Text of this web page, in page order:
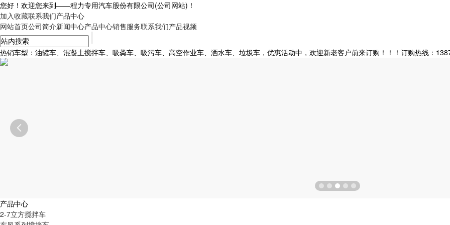
您好！欢迎您来到——程力专用汽车股份有限公司(公司网站)！
加入收藏联系我们产品中心
网站首页公司简介新闻中心产品中心销售服务联系我们产品视频
热销车型：油罐车、混凝土搅拌车、吸粪车、吸污车、高空作业车、洒水车、垃圾车，优惠活动中，欢迎新老客户前来订购！！！订购热线：

产品中心
2-7立方搅拌车